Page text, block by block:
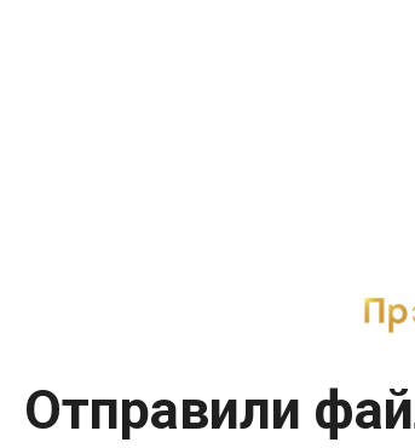
Отправили